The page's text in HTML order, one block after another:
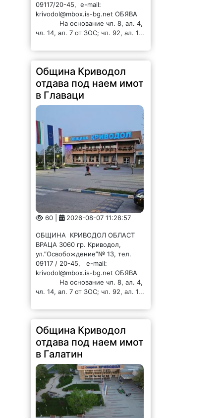
09117/20-45, e-mail:
krivodol@mbox.is-bg.net ОБЯВА
На основание чл. 8, ал. 4,
чл. 14, ал. 7 от ЗОС; чл. 92, ал. 1...
Община Криводол
отдава под наем имот
в Главаци
60 | 2026-08-07 11:28:57
ОБЩИНА КРИВОДОЛ ОБЛАСТ
ВРАЦА 3060 гр. Криводол,
ул.”Освобождение”№ 13, тел.
09117 / 20-45, e-mail:
krivodol@mbox.is-bg.net ОБЯВА
На основание чл. 8, ал. 4,
чл. 14, ал. 7 от ЗОС; чл. 92, ал. 1...
Община Криводол
отдава под наем имот
в Галатин